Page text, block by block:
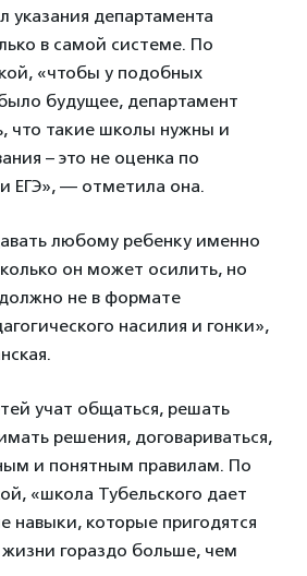
указания департамента
в самой системе. По
«чтобы у подобных
будущее, департамент
что такие школы нужны и
– это не оценка по
ЕГЭ», — отметила она.
любому ребенку именно
он может осилить, но
не в формате
насилия и гонки»,
учат общаться, решать
решения, договариваться,
и понятным правилам. По
«школа Тубельского дает
навыки, которые пригодятся
гораздо больше, чем